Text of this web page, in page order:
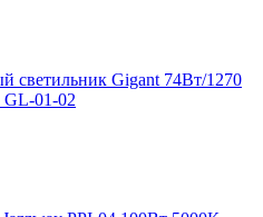
Gigant 74Вт/1270
01-02